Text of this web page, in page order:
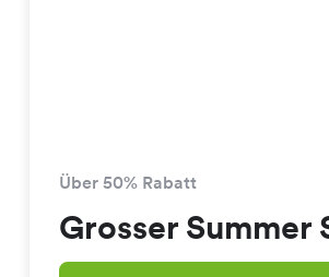
Über 50% Rabatt
Grosser Summer